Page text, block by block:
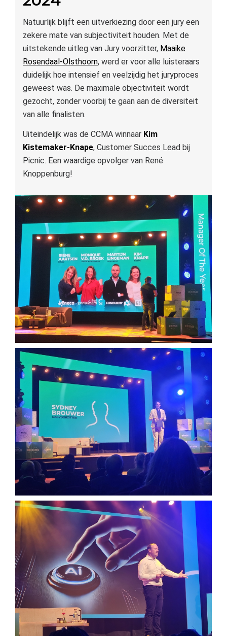
Natuurlijk blijft een uitverkiezing door een jury een
zekere mate van subjectiviteit houden. Met de
uitstekende uitleg van Jury voorzitter, Maaike
Rosendaal-Olsthoorn, werd er voor alle luisteraars
duidelijk hoe intensief en veelzijdig het juryproces
geweest was. De maximale objectiviteit wordt
gezocht, zonder voorbij te gaan aan de diversiteit
van alle finalisten.
Uiteindelijk was de CCMA winnaar Kim
Kistemaker-Knape, Customer Succes Lead bij
Picnic. Een waardige opvolger van René
Knoppenburg!